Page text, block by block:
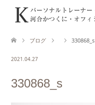
ブログ 330868_s
2021.04.27
330868_s